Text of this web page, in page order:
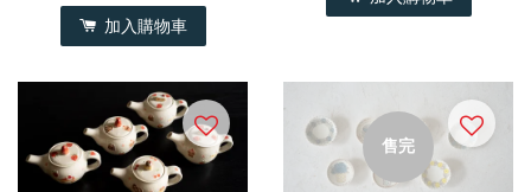
加入購物車
售完